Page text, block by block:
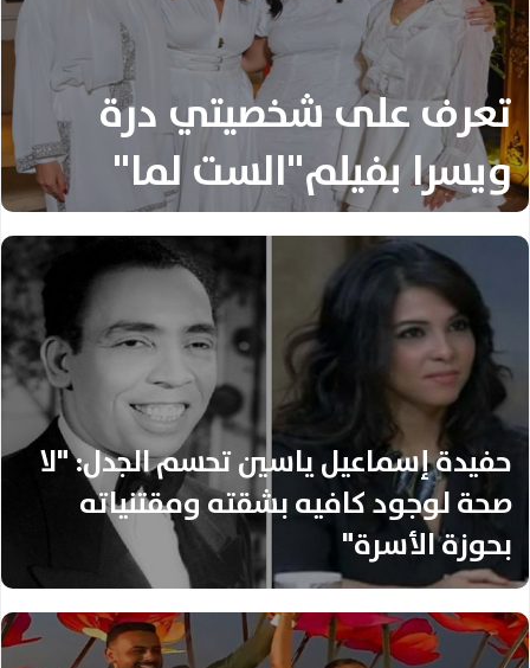
تعرف على شخصيتي درة
ويسرا بفيلم"الست لما"
حفيدة إسماعيل ياسين تحسم الجدل: "لا
صحة لوجود كافيه بشقته ومقتنياته
بحوزة الأسرة"